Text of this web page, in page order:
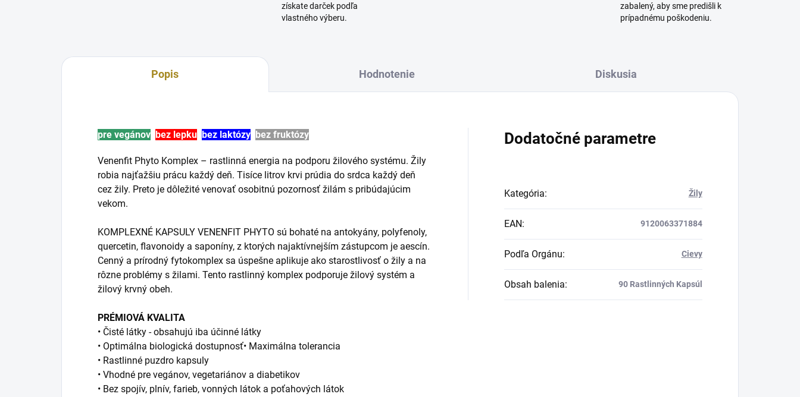
získate darček podľa
vlastného výberu.
zabalený, aby sme predišli k
prípadnému poškodeniu.
Popis Hodnotenie Diskusia
pre vegánov bez lepku bez laktózy bez fruktózy
Venenfit Phyto Komplex – rastlinná energia na podporu žilového systému. Žily
robia najťažšiu prácu každý deň. Tisíce litrov krvi prúdia do srdca každý deň
cez žily. Preto je dôležité venovať osobitnú pozornosť žilám s pribúdajúcim
vekom.
KOMPLEXNÉ KAPSULY VENENFIT PHYTO sú bohaté na antokyány, polyfenoly,
quercetin, flavonoidy a saponíny, z ktorých najaktívnejším zástupcom je aescín.
Cenný a prírodný fytokomplex sa úspešne aplikuje ako starostlivosť o žily a na
rôzne problémy s žilami. Tento rastlinný komplex podporuje žilový systém a
žilový krvný obeh.
PRÉMIOVÁ KVALITA
• Čisté látky - obsahujú iba účinné látky
• Optimálna biologická dostupnosť• Maximálna tolerancia
• Rastlinné puzdro kapsuly
• Vhodné pre vegánov, vegetariánov a diabetikov
• Bez spojív, plnív, farieb, vonných látok a poťahových látok
Dodatočné parametre
Kategória: Žily
EAN: 9120063371884
Podľa Orgánu: Cievy
Obsah balenia: 90 Rastlinných Kapsúl